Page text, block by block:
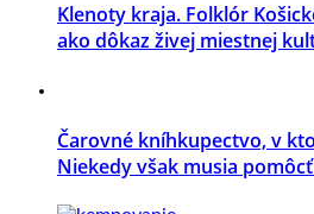
Klenoty kraja. Folklór
ako dôkaz živej miestnej
Čarovné kníhkupectvo, v
Niekedy však musia